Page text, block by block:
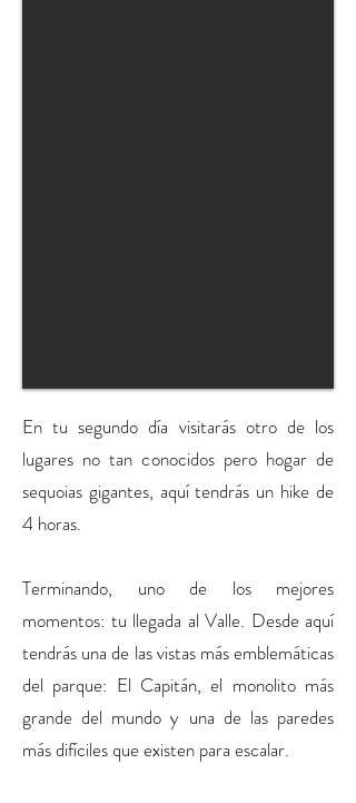
En tu segundo día visitarás otro de los
lugares no tan conocidos pero hogar de
sequoias gigantes, aquí tendrás un hike de
4 horas.
Terminando, uno de los mejores
momentos: tu llegada al Valle. Desde aquí
tendrás una de las vistas más emblemáticas
del parque: El Capitán, el monolito más
grande del mundo y una de las paredes
más difíciles que existen para escalar.